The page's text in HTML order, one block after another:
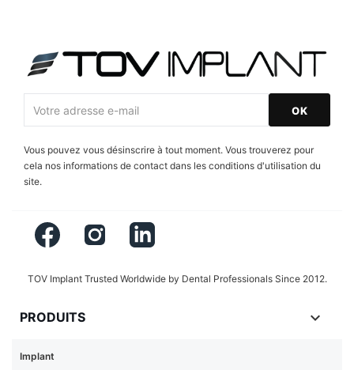
Vous pouvez vous désinscrire à tout moment. Vous trouverez pour
cela nos informations de contact dans les conditions d'utilisation du
site.
Instagram
TOV Implant Trusted Worldwide by Dental Professionals Since 2012.
PRODUITS 
Implant